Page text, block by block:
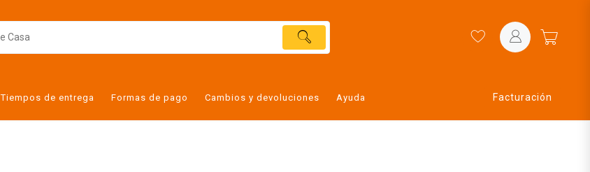
Tiempos de entrega Formas de pago Cambios y devoluciones Ayuda Facturación